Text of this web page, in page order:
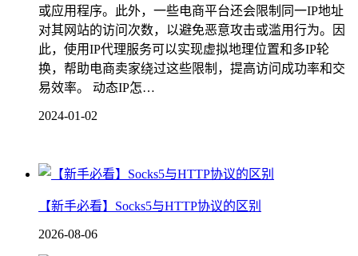
或应用程序。此外，一些电商平台还会限制同一IP地址
对其网站的访问次数，以避免恶意攻击或滥用行为。因
此，使用IP代理服务可以实现虚拟地理位置和多IP轮
换，帮助电商卖家绕过这些限制，提高访问成功率和交
易效率。 动态IP怎…
2024-01-02
【新手必看】Socks5与HTTP协议的区别
2026-08-06